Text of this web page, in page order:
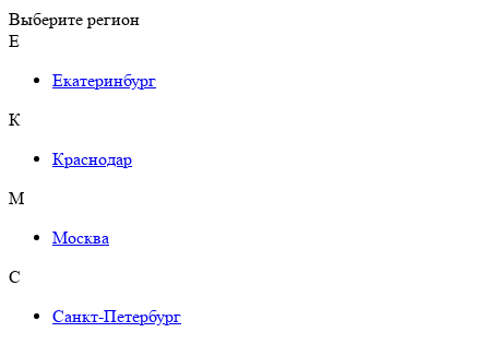
Выберите регион
Е
Екатеринбург
К
Краснодар
М
Москва
С
Санкт-Петербург